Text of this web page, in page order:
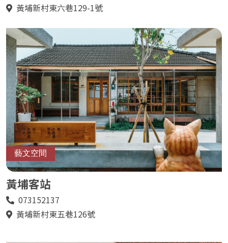
地黃埔新村東六巷129-1號
藝文空間
黃埔客站
電073152137
地黃埔新村東五巷126號